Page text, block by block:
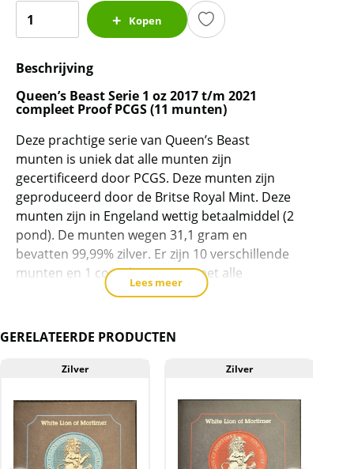
Beast
1
oz
2017
2021
compleet
Proof
PCGS
gecertificeerd
aantal
Kopen
Beschrijving
Queen’s Beast Serie 1 oz 2017 t/m 2021
compleet Proof PCGS (11 munten)
Deze prachtige serie van Queen’s Beast
munten is uniek dat alle munten zijn
gecertificeerd door PCGS. Deze munten zijn
geproduceerd door de Britse Royal Mint. Deze
munten zijn in Engeland wettig betaalmiddel (2
pond). De munten wegen 31,1 gram en
bevatten 99,99% zilver. Er zijn 10 verschillende
munten en 1 completer munt met alle
afbeeldingen erop uit 2021. De munten heeft
proof uitvoering waarvan de oplage laag is.
De Munten
Unicorn Of Scotland
PR69DCAM
Red Dragon Of Wales
PR65DCAM
Black Bull Of Clarence
PR68DCAM
Lees meer
GERELATEERDE PRODUCTEN
Zilver Zilver